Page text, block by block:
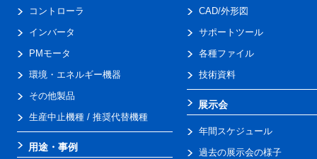
コントローラ
インバータ
PMモータ
環境・エネルギー機器
その他製品
生産中止機種 / 推奨代替機種
用途・事例
CAD/外形図
サポートツール
各種ファイル
技術資料
展示会
年間スケジュール
過去の展示会の様子